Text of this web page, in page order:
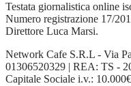
Testata giornalistica online
Numero registrazione 17/
Direttore Luca Marsi.
Network Cafe S.R.L - Via
01306520329 | REA: TS -
Capitale Sociale i.v.: 10.000€